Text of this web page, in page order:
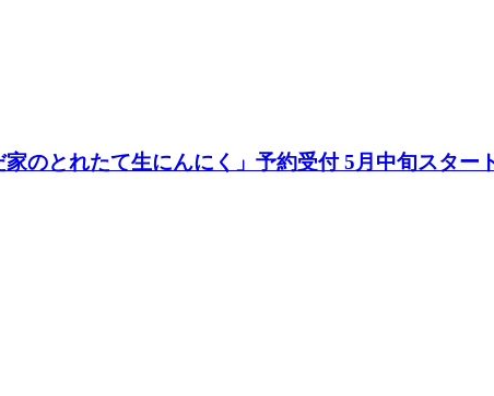
のとれたて生にんにく」予約受付 5月中旬スター